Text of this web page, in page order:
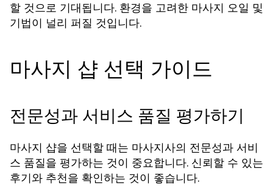
할 것으로 기대됩니다. 환경을 고려한 마사지 오일 및
기법이 널리 퍼질 것입니다.
마사지 샵 선택 가이드
전문성과 서비스 품질 평가하기
마사지 샵을 선택할 때는 마사지사의 전문성과 서비
스 품질을 평가하는 것이 중요합니다. 신뢰할 수 있는
후기와 추천을 확인하는 것이 좋습니다.